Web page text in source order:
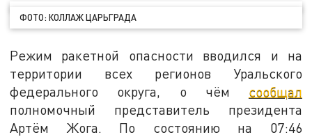
ФОТО: КОЛЛАЖ ЦАРЬГРАДА
Режим ракетной опасности вводился и на
территории всех регионов Уральского
федерального округа, о чём сообщал
полномочный представитель президента
Артём Жога. По состоянию на 07:46